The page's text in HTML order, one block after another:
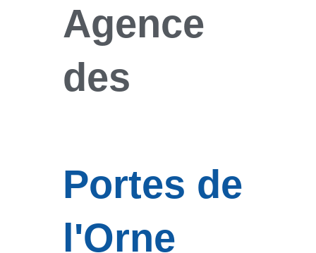
Agence
des
Portes de
l'Orne